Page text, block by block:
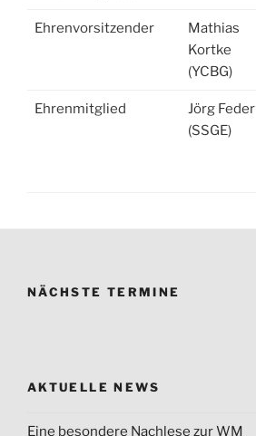
Ehrenvorsitzender
Mathias
Kortke
(YCBG)
Ehrenmitglied
Jörg Feder
(SSGE)
NÄCHSTE TERMINE
AKTUELLE NEWS
Eine besondere Nachlese zur WM